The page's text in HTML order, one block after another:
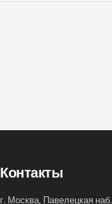
Контакты
г. Москва, Павелецкая наб.,